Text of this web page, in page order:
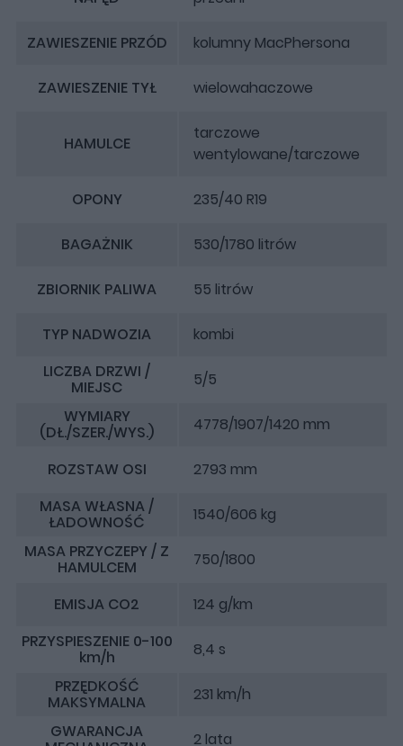
ZAWIESZENIE PRZÓD kolumny MacPhersona
ZAWIESZENIE TYŁ wielowahaczowe
HAMULCE
tarczowe
wentylowane/tarczowe
OPONY 235/40 R19
BAGAŻNIK 530/1780 litrów
ZBIORNIK PALIWA 55 litrów
TYP NADWOZIA
kombi
LICZBA DRZWI /
MIEJSC
5/5
WYMIARY
(DŁ./SZER./WYS.) 4778/1907/1420 mm
ROZSTAW OSI
2793 mm
MASA WŁASNA /
ŁADOWNOŚĆ
1540/606 kg
MASA PRZYCZEPY / Z
HAMULCEM 750/1800
EMISJA CO2
124 g/km
PRZYSPIESZENIE 0-100
km/h
8,4 s
PRZĘDKOŚĆ
MAKSYMALNA
231 km/h
GWARANCJA
2 lata